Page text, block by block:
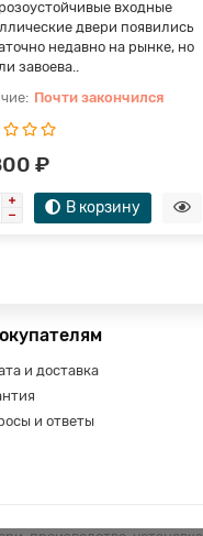
входные
двери появились
недавно на рынке, но
завоева..
Почти закончился
₽
В корзину
и доставка
и ответы